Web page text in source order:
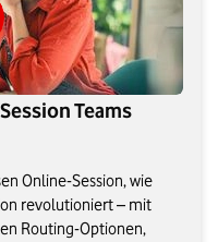
Teams
Online-Session, wie
revolutioniert – mit
Routing-Optionen,